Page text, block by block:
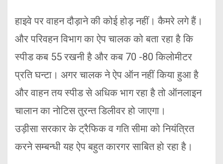
हाइवे पर वाहन दौड़ाने की कोई होड़ नहीं। कैमरे लगे हैं।
और परिवहन विभाग का ऐप चालक को बता रहा है कि
स्पीड कब 55 रखनी है और कब 70 -80 किलोमीटर
प्रति घन्टा। अगर चालक ने ऐप ऑन नहीं किया हुआ है
और वाहन तय स्पीड से अधिक भाग रहा है तो ऑनलाइन
चालान का नोटिस तुरन्त डिलीवर हो जाएगा।
उड़ीसा सरकार के ट्रैफिक व गति सीमा को नियंत्रित
करने सम्बन्धी यह ऐप बहुत कारगर साबित हो रहा है।